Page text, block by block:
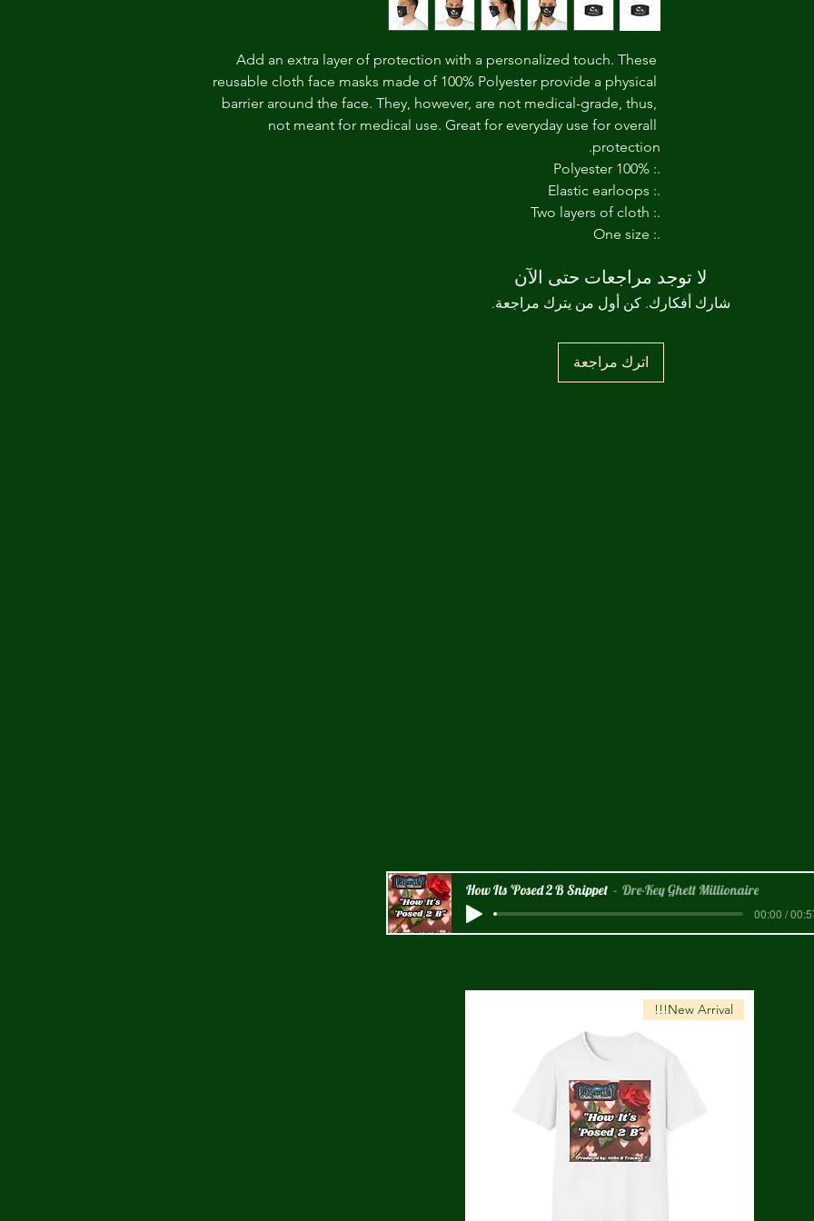
Add an extra layer of protection with a personalized touch. These
reusable cloth face masks made of 100% Polyester provide a physical
barrier around the face. They, however, are not medical-grade, thus,
not meant for medical use. Great for everyday use for overall
protection.
.: 100% Polyester
.: Elastic earloops
.: Two layers of cloth
.: One size
لا توجد مراجعات حتى الآن
شارك أفكارك. كن أول من يترك مراجعة.
اترك مراجعة
How Its 'Posed 2 B Snippet Dre-Key Ghett Millionaire
00:00 /
New Arrival!!!